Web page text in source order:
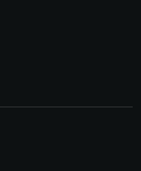
informazioni